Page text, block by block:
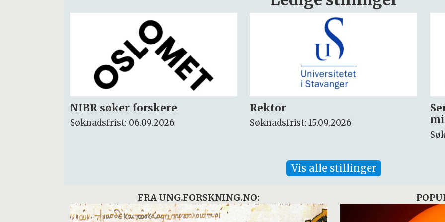
Rektor
Søknadsfrist: 15.09.2026
Seniorforsker innen
miljøkjemi og arktisk miljø
Vis alle stillinger
FRA UNG.FORSKNING.NO: